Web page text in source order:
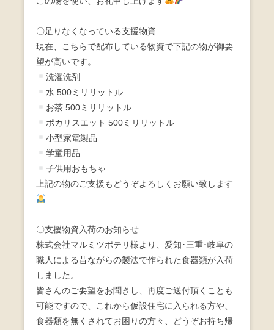
〇足りなくなっている支援物資
現在、こちらで配布している物資で下記の物が御要
望が高いです。
洗濯洗剤
水 500ミリリットル
お茶 500ミリリットル
ポカリスエット 500ミリリットル
小型家電製品
学童用品
子供用おもちゃ
上記の物のご支援もどうぞよろしくお願い致します
〇支援物資入荷のお知らせ
株式会社マルミツポテリ様より、愛知･三重･岐阜の
職人による昔ながらの製法で作られた食器類が入荷
しました。
皆さんのご要望をお聞きし、再度ご送付頂くことも
可能ですので、これから仮設住宅に入られる方や、
食器類を無くされてお困りの方々、どうぞお持ち帰